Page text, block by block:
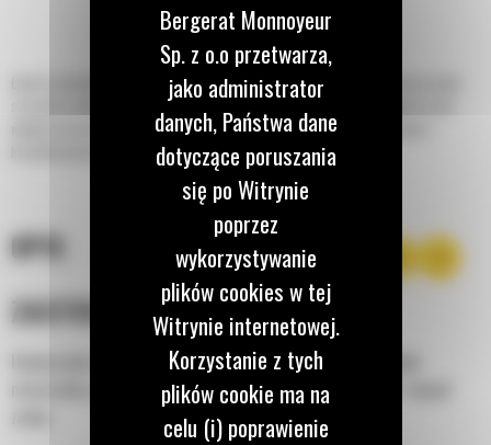
Łyżki do skarpowania do minikoparek Cat® doskonale nadają się do oczyszczania
szerokich rowów, ładowania materiałów, formowania zboczy, profilowania i prac
wykończeniowych w branży budowlanej oraz w zastosowaniach związanych z
kształtowaniem krajobrazu i konserwacją dróg.
OPIS
ZASTOSOWANIE
Uniwersalna łyżka do czyszczenia szerokich rowów, załadunku
materiałów, profilowania terenu, wyrównywania pochyłości i innych
Bergerat Monnoyeur
Sp. z o.o przetwarza,
jako administrator
danych, Państwa dane
dotyczące poruszania
się po Witrynie
poprzez
wykorzystywanie
plików cookies w tej
Witrynie internetowej.
Korzystanie z tych
plików cookie ma na
celu (i) poprawienie